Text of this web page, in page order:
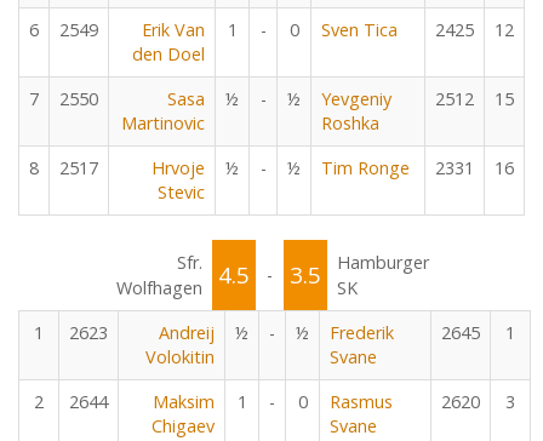
6 2549
Erik Van
den Doel
1 - 0 Sven Tica 2425 12
7 2550
Sasa
Martinovic
½ - ½
Yevgeniy
Roshka
2512 15
8 2517
Hrvoje
Stevic
½ - ½ Tim Ronge 2331 16
Sfr.
Wolfhagen
4.5 - 3.5
Hamburger
SK
1
2623
Andreij
Volokitin
½ - ½
Frederik
Svane
2645 1
2 2644
Maksim
Chigaev
1 - 0
Rasmus
Svane
2620 3